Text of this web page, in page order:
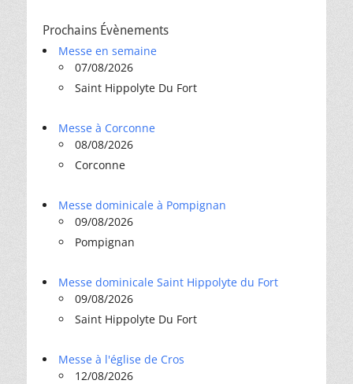
Prochains Évènements
Messe en semaine
07/08/2026
Saint Hippolyte Du Fort
Messe à Corconne
08/08/2026
Corconne
Messe dominicale à Pompignan
09/08/2026
Pompignan
Messe dominicale Saint Hippolyte du Fort
09/08/2026
Saint Hippolyte Du Fort
Messe à l'église de Cros
12/08/2026